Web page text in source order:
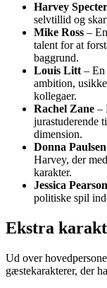
Harvey Specter
selvtillid og
Mike Ross –
talent for at
baggrund.
Louis Litt – En
ambition,
kollegaer.
Rachel Zane –
jurastuderende
dimension.
Donna Paulsen
Harvey, der
karakter.
Jessica Pearson
politiske spil
Ekstra
Ud over
gæstekarakterer, der